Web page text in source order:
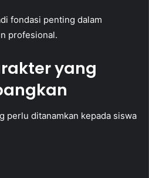
fondasi penting dalam
profesional.
yang
perlu ditanamkan kepada siswa